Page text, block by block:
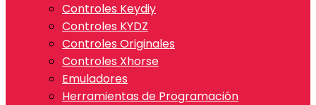
Controles Keydiy
Controles KYDZ
Controles Originales
Controles Xhorse
Emuladores
Herramientas de Programación